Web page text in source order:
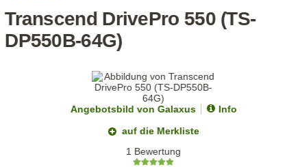
Transcend DrivePro 550 (TS-
DP550B-64G)
Angebotsbild von Galaxus
Info
auf die Merkliste
1 Bewertung